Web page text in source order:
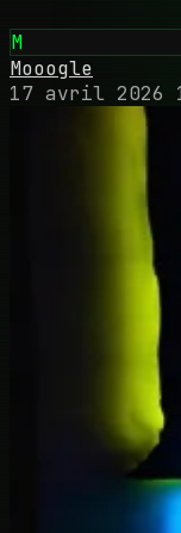
M
Mooogle
17 avril 2026